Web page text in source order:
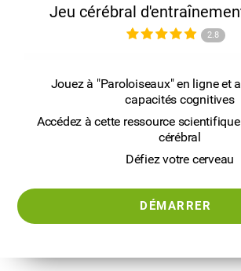
Jeu cérébral
2.8
Jouez à "Paroloiseaux" en ligne et
capacités cognitives
Accédez à cette ressource
cérébral
Défiez votre cerveau
DÉMARRER